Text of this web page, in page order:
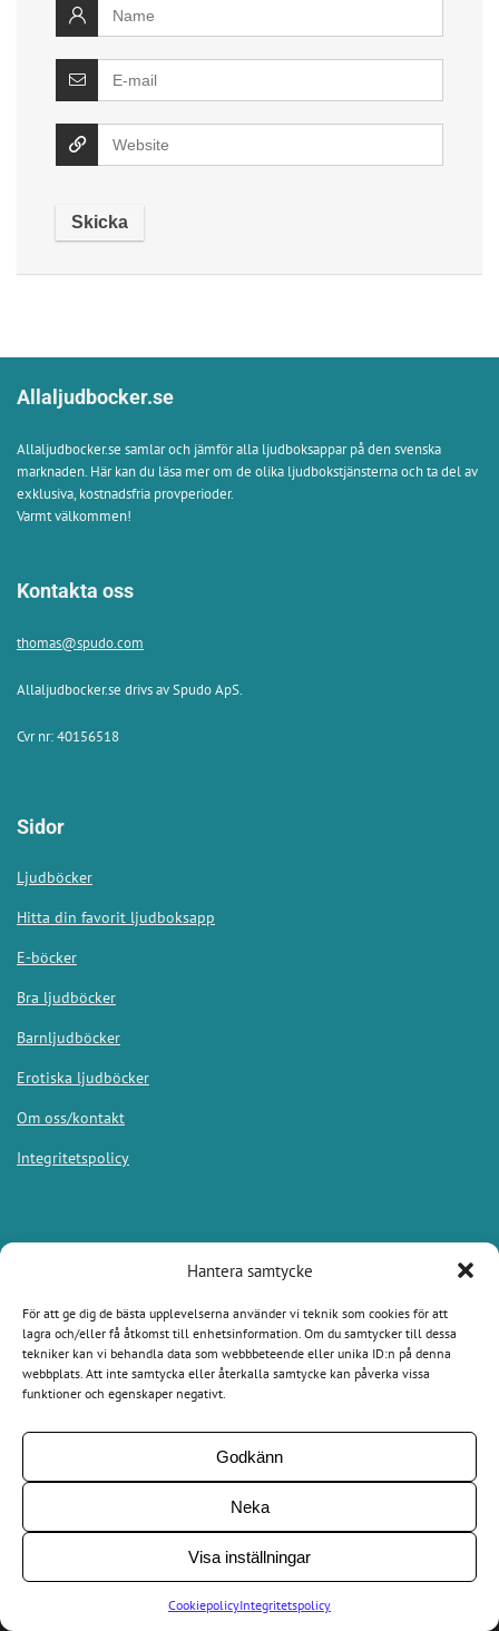
Hantera samtycke
För att ge dig de bästa upplevelserna använder vi teknik som cookies för att
lagra och/eller få åtkomst till enhetsinformation. Om du samtycker till dessa
tekniker kan vi behandla data som webbbeteende eller unika ID:n på denna
webbplats. Att inte samtycka eller återkalla samtycke kan påverka vissa
funktioner och egenskaper negativt.
Godkänn
Neka
Visa inställningar
CookiepolicyIntegritetspolicy
Allaljudbocker.se
Allaljudbocker.se samlar och jämför alla ljudboksappar på den svenska
marknaden. Här kan du läsa mer om de olika ljudbokstjänsterna och ta del av
exklusiva, kostnadsfria provperioder.
Varmt välkommen!
Kontakta oss
thomas@spudo.com
Allaljudbocker.se drivs av Spudo ApS.
Cvr nr: 40156518
Sidor
Ljudböcker
Hitta din favorit ljudboksapp
E-böcker
Bra ljudböcker
Barnljudböcker
Erotiska ljudböcker
Om oss/kontakt
Integritetspolicy
Bookbeat
Nextory
Bokus Play
Audible